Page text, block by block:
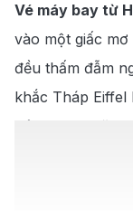
5.3.hãng
nhất
6. Hướng
6.1.Du lịch
Vé máy bay từ
vào một giấc
đều thấm đẫm
khắc Tháp
Sông Seine